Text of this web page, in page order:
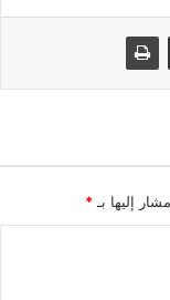
إليها بـ*